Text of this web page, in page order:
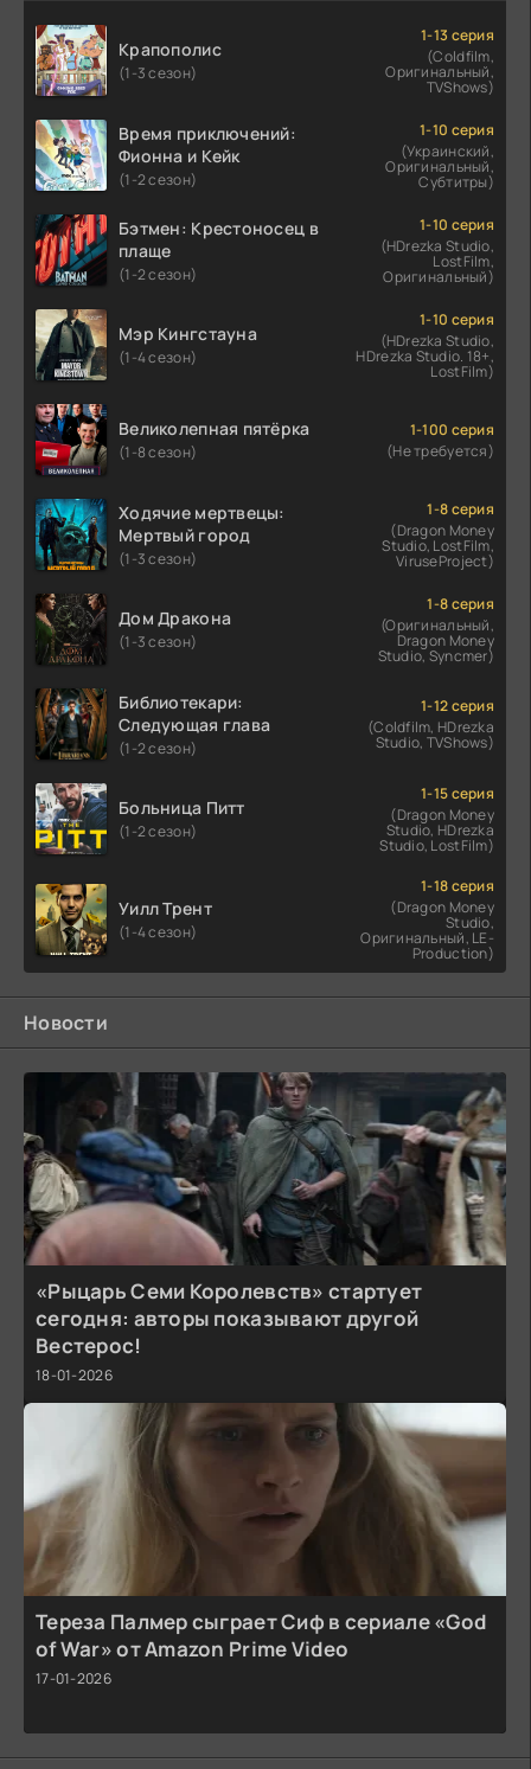
Крапополис
(1-3 сезон)
1-13 серия
(Coldfilm,
Оригинальный,
TVShows)
Время приключений:
Фионна и Кейк
(1-2 сезон)
1-10 серия
(Украинский,
Оригинальный,
Субтитры)
Бэтмен: Крестоносец в
плаще
(1-2 сезон)
1-10 серия
(HDrezka Studio,
LostFilm,
Оригинальный)
Мэр Кингстауна
(1-4 сезон)
1-10 серия
(HDrezka Studio,
HDrezka Studio. 18+,
LostFilm)
Великолепная пятёрка
(1-8 сезон)
1-100 серия
(Не требуется)
Ходячие мертвецы:
Мертвый город
(1-3 сезон)
1-8 серия
(Dragon Money
Studio, LostFilm,
ViruseProject)
Дом Дракона
(1-3 сезон)
1-8 серия
(Оригинальный,
Dragon Money
Studio, Syncmer)
Библиотекари:
Следующая глава
(1-2 сезон)
1-12 серия
(Coldfilm, HDrezka
Studio, TVShows)
Больница Питт
(1-2 сезон)
1-15 серия
(Dragon Money
Studio, HDrezka
Studio, LostFilm)
Уилл Трент
(1-4 сезон)
1-18 серия
(Dragon Money
Studio,
Оригинальный, LE-
Production)
Новости
«Рыцарь Семи Королевств» стартует
сегодня: авторы показывают другой
Вестерос!
18-01-2026
Тереза Палмер сыграет Сиф в сериале «God
of War» от Amazon Prime Video
17-01-2026